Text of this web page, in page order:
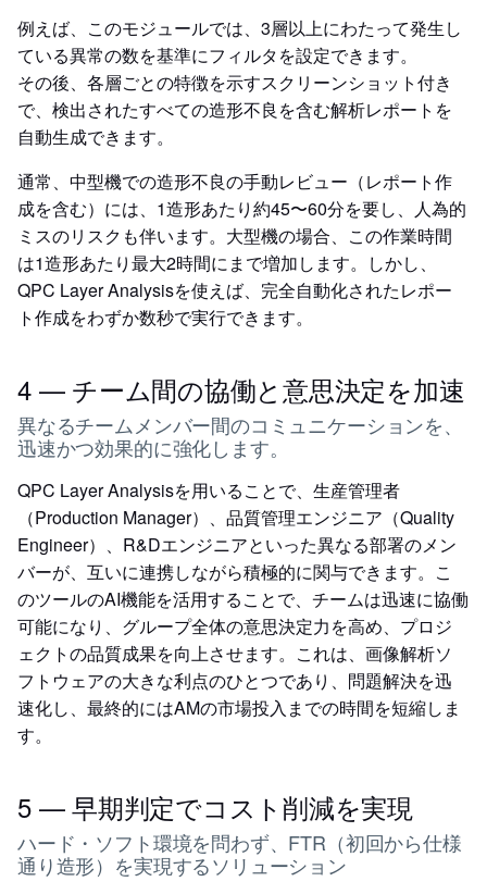
例えば、このモジュールでは、3層以上にわたって発生し
ている異常の数を基準にフィルタを設定できます。
その後、各層ごとの特徴を示すスクリーンショット付き
で、検出されたすべての造形不良を含む解析レポートを
自動生成できます。
通常、中型機での造形不良の手動レビュー（レポート作
成を含む）には、1造形あたり約45〜60分を要し、人為的
ミスのリスクも伴います。大型機の場合、この作業時間
は1造形あたり最大2時間にまで増加します。しかし、
QPC Layer Analysisを使えば、完全自動化されたレポー
ト作成をわずか数秒で実行できます。
4 — チーム間の協働と意思決定を加速
異なるチームメンバー間のコミュニケーションを、
迅速かつ効果的に強化します。
QPC Layer Analysisを用いることで、生産管理者
（Production Manager）、品質管理エンジニア（Quality
Engineer）、R&Dエンジニアといった異なる部署のメン
バーが、互いに連携しながら積極的に関与できます。こ
のツールのAI機能を活用することで、チームは迅速に協働
可能になり、グループ全体の意思決定力を高め、プロジ
ェクトの品質成果を向上させます。これは、画像解析ソ
フトウェアの大きな利点のひとつであり、問題解決を迅
速化し、最終的にはAMの市場投入までの時間を短縮しま
す。
5 — 早期判定でコスト削減を実現
ハード・ソフト環境を問わず、FTR（初回から仕様
通り造形）を実現するソリューション